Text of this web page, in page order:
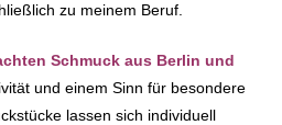
zu meinem Beruf.
Schmuck aus Berlin und
und einem Sinn für besondere
lassen sich individuell